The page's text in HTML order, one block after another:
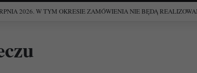
po 101 średniowiecznych kościołach Francji.